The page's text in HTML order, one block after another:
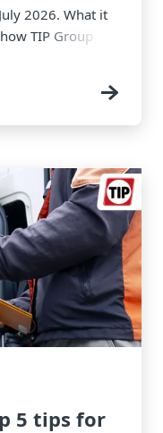
2026. What it
TIP Group
5 tips for